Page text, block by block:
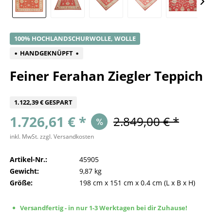
100% HOCHLANDSCHURWOLLE, WOLLE
HANDGEKNÜPFT
Feiner Ferahan Ziegler Teppich
1.122,39 € GESPART
1.726,61 € * 2.849,00 € *
inkl. MwSt.zzgl. Versandkosten
Artikel-Nr.:
45905
Gewicht:
9,87 kg
Größe:
198 cm x 151 cm x 0.4 cm (L x B x H)
Versandfertig - in nur 1-3 Werktagen bei dir Zuhause!